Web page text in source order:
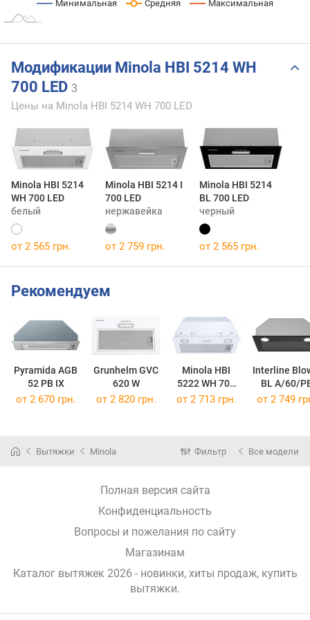
Минимальная Средняя Максимальная
Модификации Minola HBI 5214 WH
700 LED 3
Цены на Minola HBI 5214 WH 700 LED
Minola HBI 5214
WH 700 LED
белый
Minola HBI 5214 I
700 LED
нержавейка
Minola HBI 5214
BL 700 LED
черный
от 2 565 грн. от 2 759 грн. от 2 565 грн.
Рекомендуем
Pyramida AGB
52 PB IX
Grunhelm GVC
620 W
Minola HBI
5222 WH 700
LED
Interline
BL A/60/
от 2 670 грн. от 2 820 грн. от 2 713 грн. от 2 749
Вытяжки Minola Фильтр Все модели
Полная версия сайта
Конфиденциальность
Вопросы и пожелания по сайту
Магазинам
Каталог вытяжек 2026 - новинки, хиты продаж, купить
вытяжки.